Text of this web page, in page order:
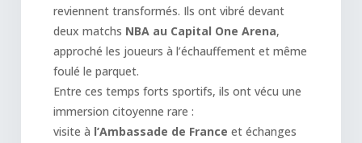
reviennent transformés. Ils ont vibré devant
deux matchs NBA au Capital One Arena,
approché les joueurs à l’échauffement et même
foulé le parquet.
Entre ces temps forts sportifs, ils ont vécu une
immersion citoyenne rare :
visite à l’Ambassade de France et échanges